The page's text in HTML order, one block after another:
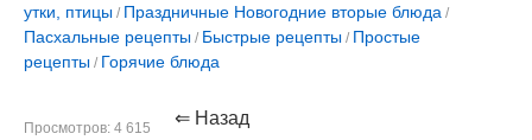
утки, птицы / Праздничные Новогодние вторые блюда /
Пасхальные рецепты / Быстрые рецепты / Простые
рецепты / Горячие блюда
Просмотров: 4 615 ⇐ Назад